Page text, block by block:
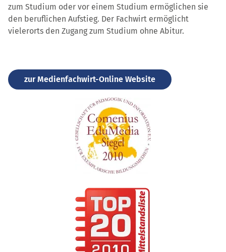
zum Studium oder vor einem Studium ermöglichen sie
den beruflichen Aufstieg. Der Fachwirt ermöglicht
vielerorts den Zugang zum Studium ohne Abitur.
zur Medienfachwirt-Online Website